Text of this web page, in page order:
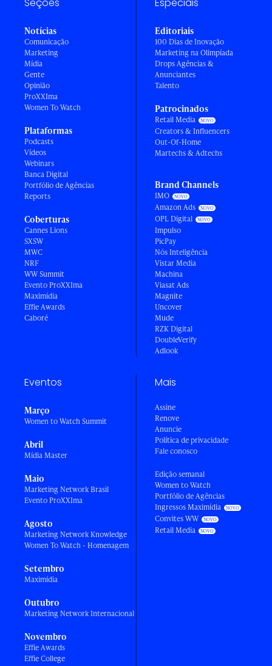
Seções
Notícias
Comunicação
Marketing
Mídia
Gente
Opinião
ProXXIma
Women To Watch
Plataformas
Podcasts
Vídeos
Webinars
Banca Digital
Portfólio de Agências
Reports
Coberturas
Cannes Lions
SXSW
MWC
NRF
WW Summit
Evento ProXXIma
Maximídia
Effie Awards
Caboré
Especiais
Editoriais
100 Dias de Inovação
Marketing na Olimpíada
Drops Agências &
Anunciantes
Talento
Patrocinados
Retail Media
Creators & Influencers
Out-Of-Home
Martechs & Adtechs
Brand Channels
IMO
Amazon Ads
OPL Digital
Impulso
PicPay
Nós Inteligência
Vistar Media
Machina
Viasat Ads
Magnite
Uncover
Mude
RZK Digital
DoubleVerify
Adlook
Eventos
Março
Women to Watch Summit
Abril
Mídia Master
Maio
Marketing Network Brasil
Evento ProXXIma
Agosto
Marketing Network Knowledge
Women To Watch - Homenagem
Setembro
Maximídia
Outubro
Marketing Network Internacional
Novembro
Effie Awards
Effie College
Mais
Assine
Renove
Anuncie
Política de privacidade
Fale conosco
Edição semanal
Women to Watch
Portfólio de Agências
Ingressos Maximídia
Convites WW
Retail Media